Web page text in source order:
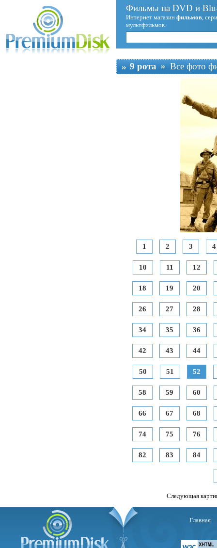
Фильмы на DVD и
Интернет магазин фильмов,
мультфильмов.
9 рота Все фото
1 2 3 4
10 11 12
18 19 20
26 27 28
34 35 36
42 43 44
50 51 52
58 59 60
66 67 68
74 75 76
82 83 84
Следующая
Главная